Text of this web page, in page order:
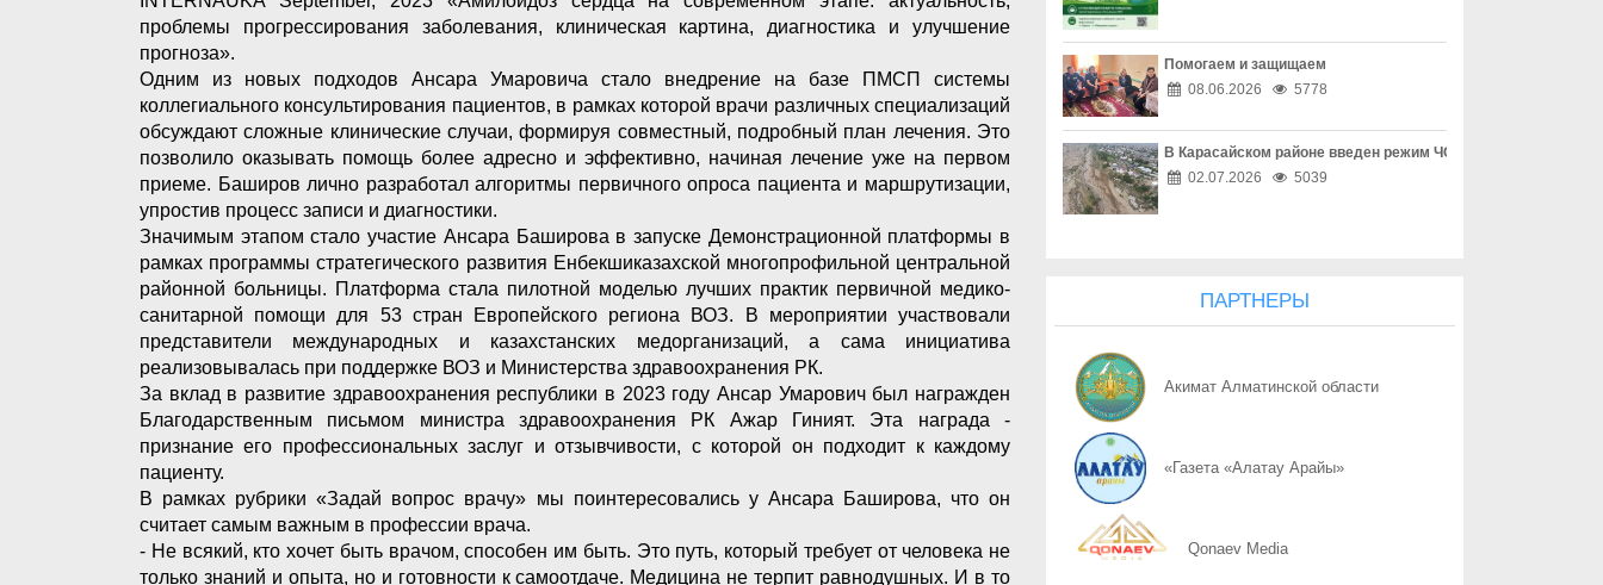
проблемы прогрессирования заболевания, клиническая картина, диагностика и улучшение
прогноза».
Одним из новых подходов Ансара Умаровича стало внедрение на базе ПМСП системы
коллегиального консультирования пациентов, в рамках которой врачи различных специализаций
обсуждают сложные клинические случаи, формируя совместный, подробный план лечения. Это
позволило оказывать помощь более адресно и эффективно, начиная лечение уже на первом
приеме. Баширов лично разработал алгоритмы первичного опроса пациента и маршрутизации,
упростив процесс записи и диагностики.
Значимым этапом стало участие Ансара Баширова в запуске Демонстрационной платформы в
рамках программы стратегического развития Енбекшиказахской многопрофильной центральной
районной больницы. Платформа стала пилотной моделью лучших практик первичной медико-
санитарной помощи для 53 стран Европейского региона ВОЗ. В мероприятии участвовали
представители международных и казахстанских медорганизаций, а сама инициатива
реализовывалась при поддержке ВОЗ и Министерства здравоохранения РК.
За вклад в развитие здравоохранения республики в 2023 году Ансар Умарович был награжден
Благодарственным письмом министра здравоохранения РК Ажар Гиният. Эта награда -
признание его профессиональных заслуг и отзывчивости, с которой он подходит к каждому
пациенту.
В рамках рубрики «Задай вопрос врачу» мы поинтересовались у Ансара Баширова, что он
считает самым важным в профессии врача.
- Не всякий, кто хочет быть врачом, способен им быть. Это путь, который требует от человека не
только знаний и опыта, но и готовности к самоотдаче. Медицина не терпит равнодушных. И в то
06.08 Опасный обгон – риск для каждого
06.08 Перекресток, где победила вежливость
06.08 Право собственности - основа доверия
06.08 Собственность начинается с уважения
06.08 Дроппер - не безобидный посредник
06.08
06.08
06.08 Радиоэкологический мониторинг приграничных территорий
Помогаем и защищаем
08.06.2026
5778
В Карасайском районе введен режим ЧС местного масштаба
02.07.2026
5039
ПАРТНЕРЫ
Акимат Алматинской области
«Газета «Алатау Арайы»
Qonaev Media